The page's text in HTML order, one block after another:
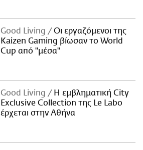
Good Living
Οι εργαζόμενοι της
Kaizen Gaming βίωσαν το World
Cup από "μέσα"
Good Living
Η εμβληματική City
Exclusive Collection της Le Labo
έρχεται στην Αθήνα